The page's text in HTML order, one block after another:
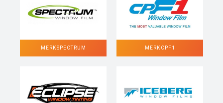
MERK SPECTRUM MERK CPF1